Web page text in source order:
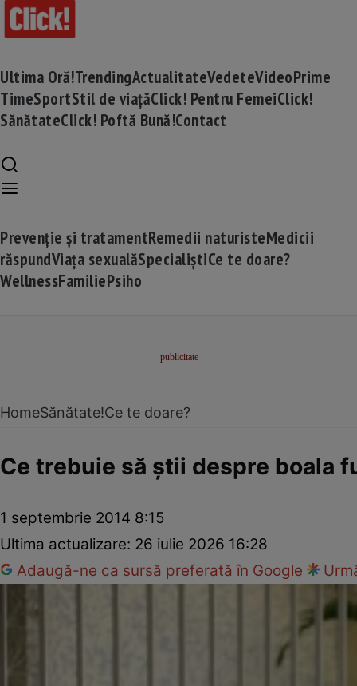
Ultima Oră!TrendingActualitateVedeteVideoPrime
TimeSportStil de viațăClick! Pentru FemeiClick!
SănătateClick! Poftă Bună!Contact
Prevenție și tratamentRemedii naturisteMedicii
răspundViața sexualăSpecialiștiCe te doare?
WellnessFamiliePsiho
HomeSănătate!Ce te doare?
Ce trebuie să ştii despre boala
1 septembrie 2014 8:15
Ultima actualizare: 26 iulie 2026 16:28
Adaugă-ne ca sursă preferată în Google